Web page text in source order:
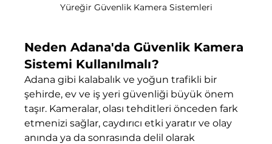
Yüreğir Güvenlik Kamera Sistemleri
Neden Adana'da Güvenlik Kamera
Sistemi Kullanılmalı?
Adana gibi kalabalık ve yoğun trafikli bir
şehirde, ev ve iş yeri güvenliği büyük önem
taşır. Kameralar, olası tehditleri önceden fark
etmenizi sağlar, caydırıcı etki yaratır ve olay
anında ya da sonrasında delil olarak